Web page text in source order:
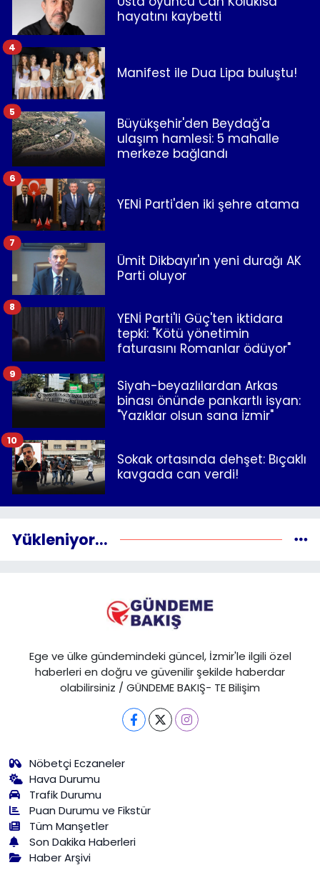
hayatını kaybetti
Manifest ile Dua Lipa buluştu!
4
Büyükşehir'den Beydağ'a
ulaşım hamlesi: 5 mahalle
merkeze bağlandı
5
YENİ Parti'den iki şehre atama
6
Ümit Dikbayır'ın yeni durağı AK
Parti oluyor
7
YENİ Parti'li Güç'ten iktidara
tepki: "Kötü yönetimin
faturasını Romanlar ödüyor"
8
Siyah-beyazlılardan Arkas
binası önünde pankartlı isyan:
"Yazıklar olsun sana İzmir"
9
Sokak ortasında dehşet: Bıçaklı
kavgada can verdi!
10
Yükleniyor...
Ege ve ülke gündemindeki güncel, İzmir'le ilgili özel
haberleri en doğru ve güvenilir şekilde haberdar
olabilirsiniz / GÜNDEME BAKIŞ- TE Bilişim
Nöbetçi Eczaneler
Hava Durumu
Trafik Durumu
Puan Durumu ve Fikstür
Tüm Manşetler
Son Dakika Haberleri
Haber Arşivi